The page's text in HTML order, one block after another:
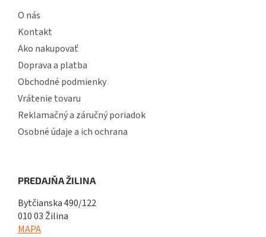
O nás
Kontakt
Ako nakupovať
Doprava a platba
Obchodné podmienky
Vrátenie tovaru
Reklamačný a záručný poriadok
Osobné údaje a ich ochrana
PREDAJŇA ŽILINA
Bytčianska 490/122
010 03 Žilina
MAPA